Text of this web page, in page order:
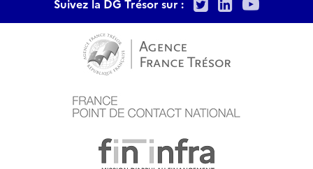
Suivez la DG Trésor sur :